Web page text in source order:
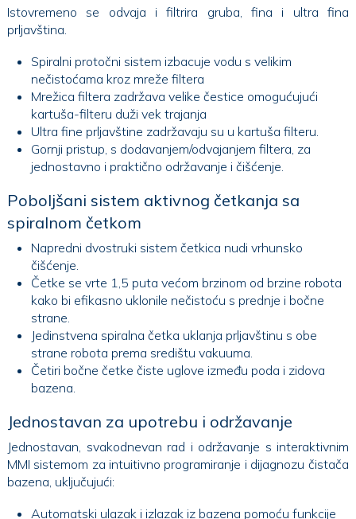
Istovremeno se odvaja i filtrira gruba, fina i ultra fina
prljavština.
Spiralni protočni sistem izbacuje vodu s velikim
nečistoćama kroz mreže filtera
Mrežica filtera zadržava velike čestice omogućujući
kartuša-filteru duži vek trajanja
Ultra fine prljavštine zadržavaju su u kartuša filteru.
Gornji pristup, s dodavanjem/odvajanjem filtera, za
jednostavno i praktično održavanje i čišćenje.
Poboljšani sistem aktivnog četkanja sa
spiralnom četkom
Napredni dvostruki sistem četkica nudi vrhunsko
čišćenje.
Četke se vrte 1,5 puta većom brzinom od brzine robota
kako bi efikasno uklonile nečistoću s prednje i bočne
strane.
Jedinstvena spiralna četka uklanja prljavštinu s obe
strane robota prema središtu vakuuma.
Četiri bočne četke čiste uglove između poda i zidova
bazena.
Jednostavan za upotrebu i održavanje
Jednostavan, svakodnevan rad i održavanje s interaktivnim
MMI sistemom za intuitivno programiranje i dijagnozu čistača
bazena, uključujući:
Automatski ulazak i izlazak iz bazena pomoću funkcije